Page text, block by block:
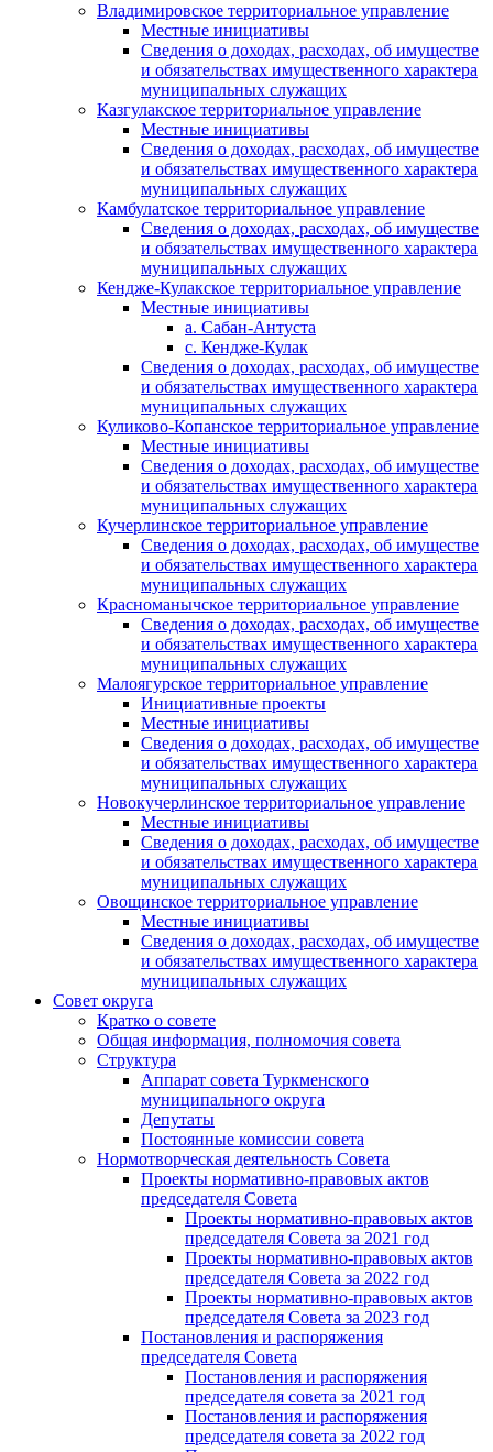
Владимировское территориальное управление
Местные инициативы
Сведения о доходах, расходах, об имуществе
и обязательствах имущественного характера
муниципальных служащих
Казгулакское территориальное управление
Местные инициативы
Сведения о доходах, расходах, об имуществе
и обязательствах имущественного характера
муниципальных служащих
Камбулатское территориальное управление
Сведения о доходах, расходах, об имуществе
и обязательствах имущественного характера
муниципальных служащих
Кендже-Кулакское территориальное управление
Местные инициативы
а. Сабан-Антуста
с. Кендже-Кулак
Сведения о доходах, расходах, об имуществе
и обязательствах имущественного характера
муниципальных служащих
Куликово-Копанское территориальное управление
Местные инициативы
Сведения о доходах, расходах, об имуществе
и обязательствах имущественного характера
муниципальных служащих
Кучерлинское территориальное управление
Сведения о доходах, расходах, об имуществе
и обязательствах имущественного характера
муниципальных служащих
Красноманычское территориальное управление
Сведения о доходах, расходах, об имуществе
и обязательствах имущественного характера
муниципальных служащих
Малоягурское территориальное управление
Инициативные проекты
Местные инициативы
Сведения о доходах, расходах, об имуществе
и обязательствах имущественного характера
муниципальных служащих
Новокучерлинское территориальное управление
Местные инициативы
Сведения о доходах, расходах, об имуществе
и обязательствах имущественного характера
муниципальных служащих
Овощинское территориальное управление
Местные инициативы
Сведения о доходах, расходах, об имуществе
и обязательствах имущественного характера
муниципальных служащих
Совет округа
Кратко о совете
Общая информация, полномочия совета
Структура
Аппарат совета Туркменского
муниципального округа
Депутаты
Постоянные комиссии совета
Нормотворческая деятельность Совета
Проекты нормативно-правовых актов
председателя Cовета
Проекты нормативно-правовых актов
председателя Cовета за 2021 год
Проекты нормативно-правовых актов
председателя Cовета за 2022 год
Проекты нормативно-правовых актов
председателя Cовета за 2023 год
Постановления и распоряжения
председателя Cовета
Постановления и распоряжения
председателя совета за 2021 год
Постановления и распоряжения
председателя совета за 2022 год